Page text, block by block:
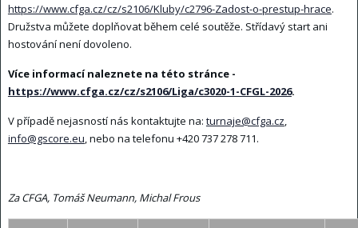
https://www.cfga.cz/cz/s2106/Kluby/c2796-Zadost-o-prestup-hrace.
Družstva můžete doplňovat během celé soutěže. Střídavý start ani
hostování není dovoleno.
Více informací naleznete na této stránce -
https://www.cfga.cz/cz/s2106/Liga/c3020-1-CFGL-2026.
V případě nejasností nás kontaktujte na: turnaje@cfga.cz,
info@gscore.eu, nebo na telefonu +420 737 278 711.
Za CFGA, Tomáš Neumann, Michal Frous